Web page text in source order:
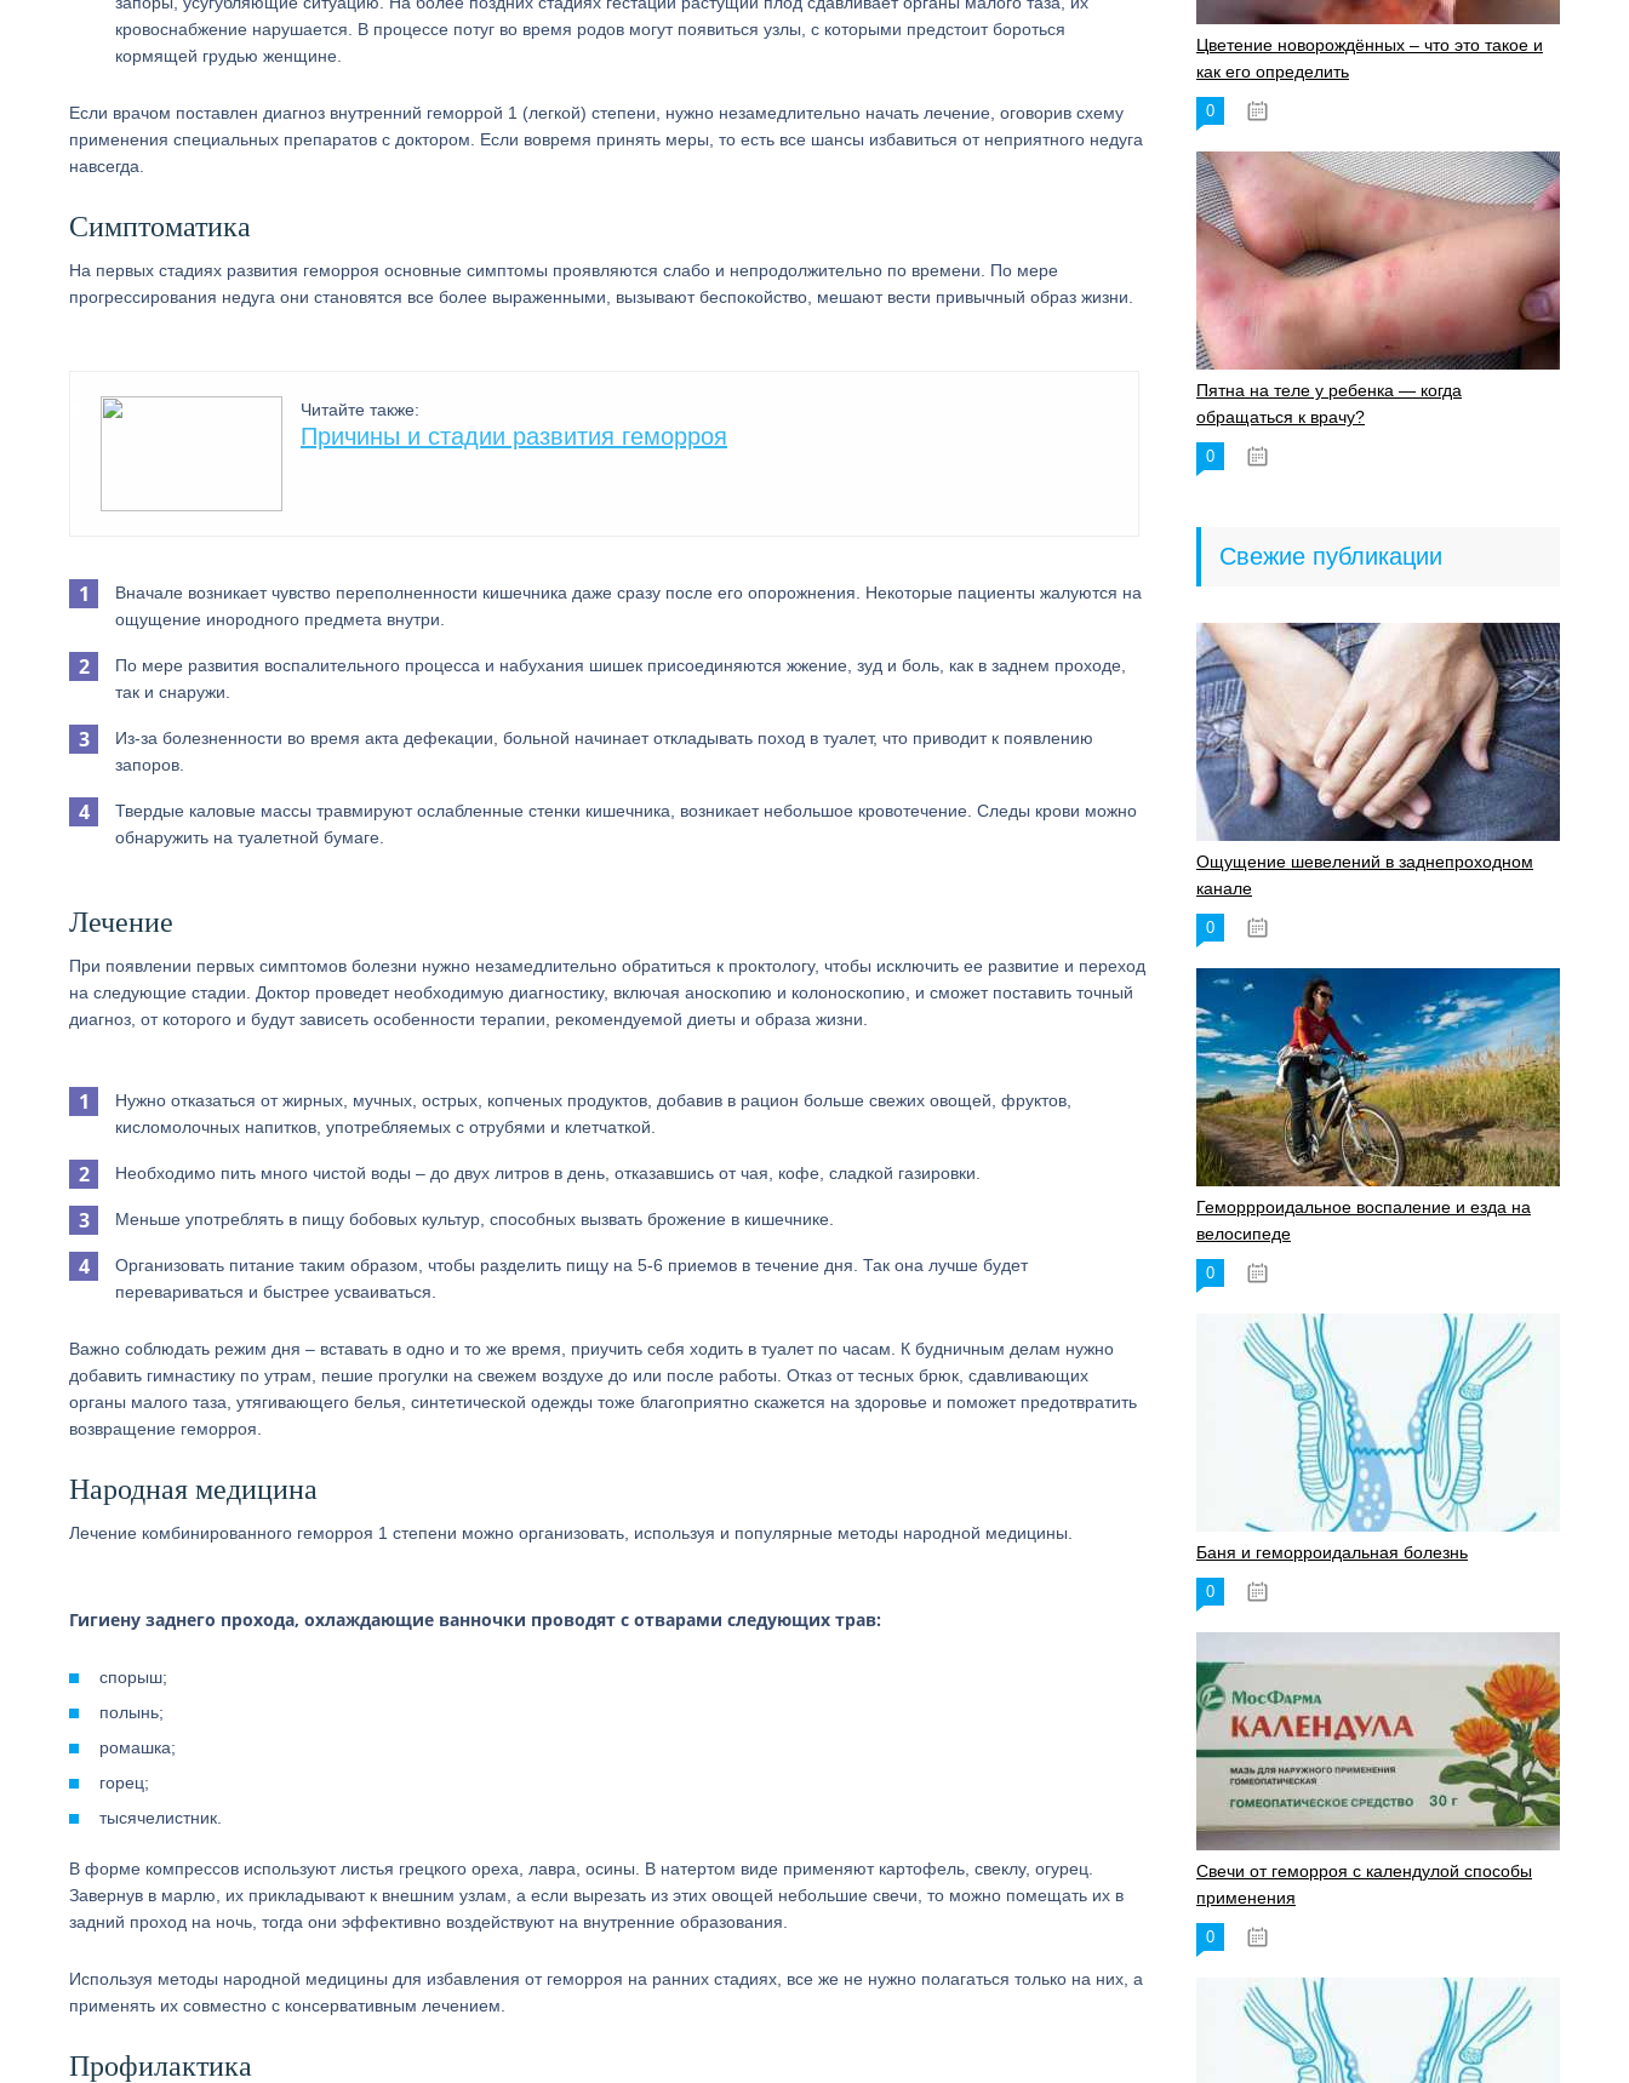
кровоснабжение нарушается. В процессе потуг во время родов могут появиться узлы, с которыми предстоит бороться
кормящей грудью женщине.
Если врачом поставлен диагноз внутренний геморрой 1 (легкой) степени, нужно незамедлительно начать лечение, оговорив схему
применения специальных препаратов с доктором. Если вовремя принять меры, то есть все шансы избавиться от неприятного недуга
навсегда.
Cимптоматика
На первых стадиях развития геморроя основные симптомы проявляются слабо и непродолжительно по времени. По мере
прогрессирования недуга они становятся все более выраженными, вызывают беспокойство, мешают вести привычный образ жизни.
Читайте также:
Причины и стадии развития геморроя
Вначале возникает чувство переполненности кишечника даже сразу после его опорожнения. Некоторые пациенты жалуются на
ощущение инородного предмета внутри.
По мере развития воспалительного процесса и набухания шишек присоединяются жжение, зуд и боль, как в заднем проходе,
так и снаружи.
Из-за болезненности во время акта дефекации, больной начинает откладывать поход в туалет, что приводит к появлению
запоров.
Твердые каловые массы травмируют ослабленные стенки кишечника, возникает небольшое кровотечение. Следы крови можно
обнаружить на туалетной бумаге.
Лечение
При появлении первых симптомов болезни нужно незамедлительно обратиться к проктологу, чтобы исключить ее развитие и переход
на следующие стадии. Доктор проведет необходимую диагностику, включая аноскопию и колоноскопию, и сможет поставить точный
диагноз, от которого и будут зависеть особенности терапии, рекомендуемой диеты и образа жизни.
Нужно отказаться от жирных, мучных, острых, копченых продуктов, добавив в рацион больше свежих овощей, фруктов,
кисломолочных напитков, употребляемых с отрубями и клетчаткой.
Необходимо пить много чистой воды – до двух литров в день, отказавшись от чая, кофе, сладкой газировки.
Меньше употреблять в пищу бобовых культур, способных вызвать брожение в кишечнике.
Организовать питание таким образом, чтобы разделить пищу на 5-6 приемов в течение дня. Так она лучше будет
перевариваться и быстрее усваиваться.
Важно соблюдать режим дня – вставать в одно и то же время, приучить себя ходить в туалет по часам. К будничным делам нужно
добавить гимнастику по утрам, пешие прогулки на свежем воздухе до или после работы. Отказ от тесных брюк, сдавливающих
органы малого таза, утягивающего белья, синтетической одежды тоже благоприятно скажется на здоровье и поможет предотвратить
возвращение геморроя.
Народная медицина
Лечение комбинированного геморроя 1 степени можно организовать, используя и популярные методы народной медицины.
Гигиену заднего прохода, охлаждающие ванночки проводят с отварами следующих трав:
спорыш;
полынь;
ромашка;
горец;
тысячелистник.
В форме компрессов используют листья грецкого ореха, лавра, осины. В натертом виде применяют картофель, свеклу, огурец.
Завернув в марлю, их прикладывают к внешним узлам, а если вырезать из этих овощей небольшие свечи, то можно помещать их в
задний проход на ночь, тогда они эффективно воздействуют на внутренние образования.
Используя методы народной медицины для избавления от геморроя на ранних стадиях, все же не нужно полагаться только на них, а
применять их совместно с консервативным лечением.
Профилактика
Цветение новорождённых – что это такое и
как его определить
0
Пятна на теле у ребенка — когда
обращаться к врачу?
0
Свежие публикации
Ощущение шевелений в заднепроходном
канале
0
Геморрроидальное воспаление и езда на
велосипеде
0
Баня и геморроидальная болезнь
0
Свечи от геморроя с календулой способы
применения
0